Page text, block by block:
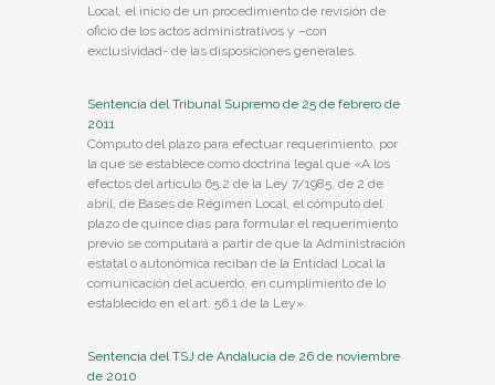
Local, el inicio de un procedimiento de revisión de
oficio de los actos administrativos y –con
exclusividad- de las disposiciones generales.
Sentencia del Tribunal Supremo de 25 de febrero de
2011
Cómputo del plazo para efectuar requerimiento. por
la que se establece como doctrina legal que «A los
efectos del artículo 65.2 de la Ley 7/1985, de 2 de
abril, de Bases de Régimen Local, el cómputo del
plazo de quince días para formular el requerimiento
previo se computará a partir de que la Administración
estatal o autonómica reciban de la Entidad Local la
comunicación del acuerdo, en cumplimiento de lo
establecido en el art. 56.1 de la Ley».
Sentencia del TSJ de Andalucía de 26 de noviembre
de 2010